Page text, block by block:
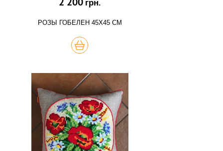
РОЗЫ ГОБЕЛЕН 45Х45 СМ
КУПИТЬ